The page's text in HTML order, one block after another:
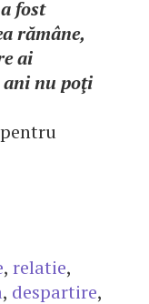
fost
rămâne,
ai
nu poţi
, relatie,
, despartire,